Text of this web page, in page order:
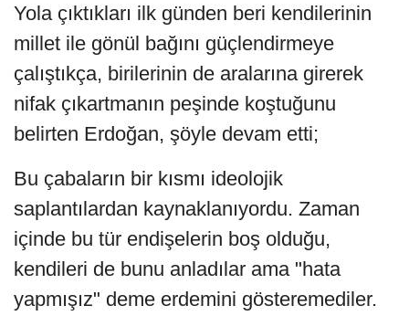
Yola çıktıkları ilk günden beri kendilerinin
millet ile gönül bağını güçlendirmeye
çalıştıkça, birilerinin de aralarına girerek
nifak çıkartmanın peşinde koştuğunu
belirten Erdoğan, şöyle devam etti;
Bu çabaların bir kısmı ideolojik
saplantılardan kaynaklanıyordu. Zaman
içinde bu tür endişelerin boş olduğu,
kendileri de bunu anladılar ama "hata
yapmışız" deme erdemini gösteremediler.